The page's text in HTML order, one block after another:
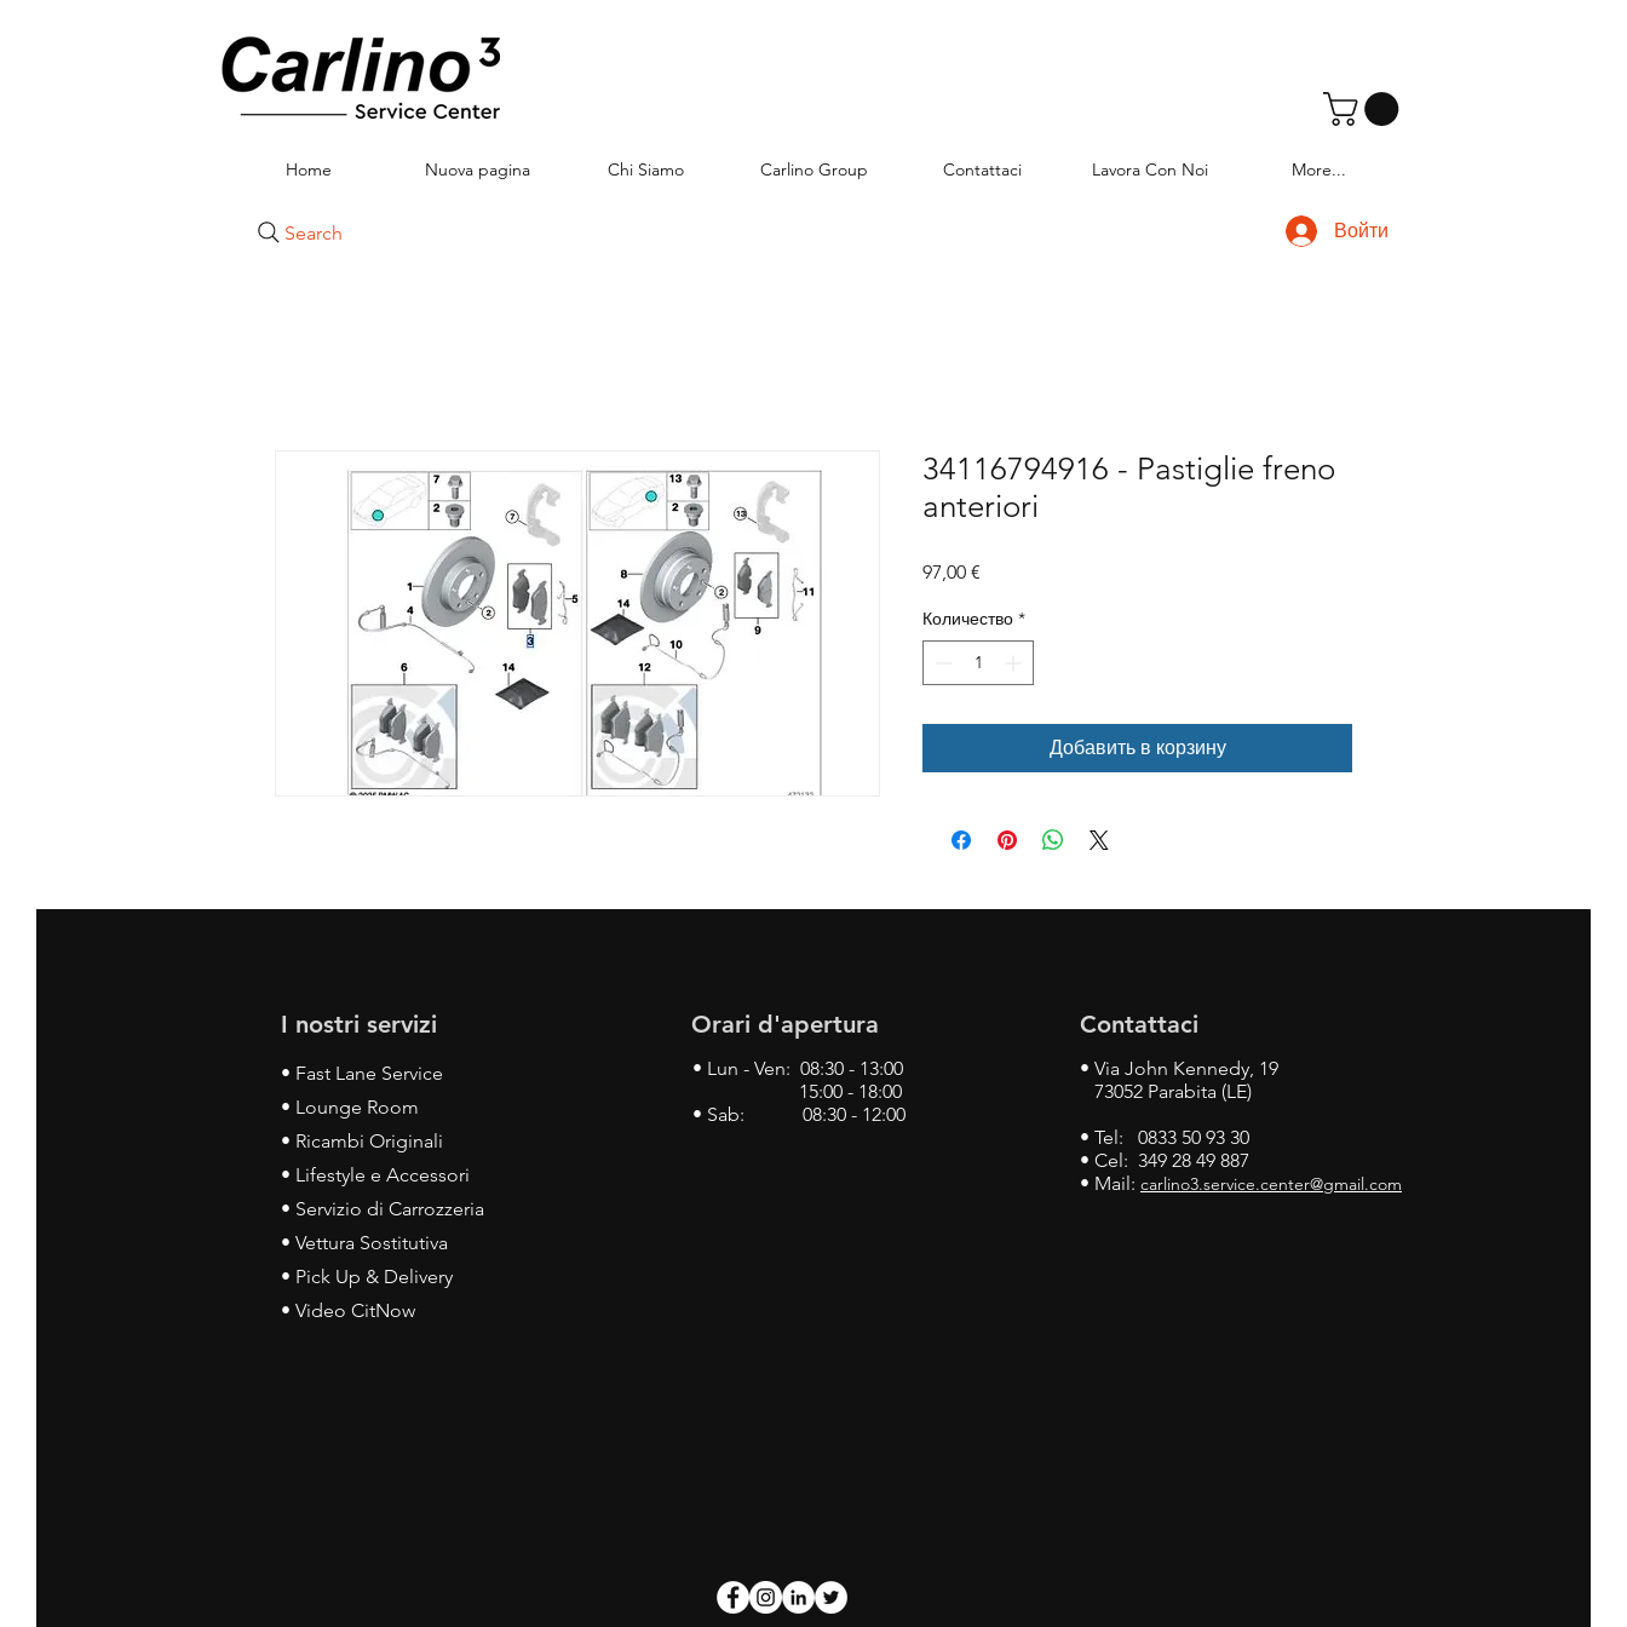
Home Nuova pagina Chi Siamo Carlino Group Contattaci Lavora Con Noi More...
Search Войти
34116794916 - Pastiglie freno
anteriori
97,00 €
Количество *
Добавить в корзину
I nostri servizi
• Fast Lane Service
• Lounge Room
• Ricambi Originali
• Lifestyle e Accessori
• Servizio di Carrozzeria
• Vettura Sostitutiva
• Pick Up & Delivery
• Video CitNow
Orari d'apertura
• Lun - Ven: 08:30 - 13:00
15:00 - 18:00
• Sab: 08:30 - 12:00
Contattaci
• Via John Kennedy, 19
73052 Parabita (LE)
• Tel: 0833 50 93 30
• Cel: 349 28 49 887
• Mail: carlino3.service.center@gmail.com